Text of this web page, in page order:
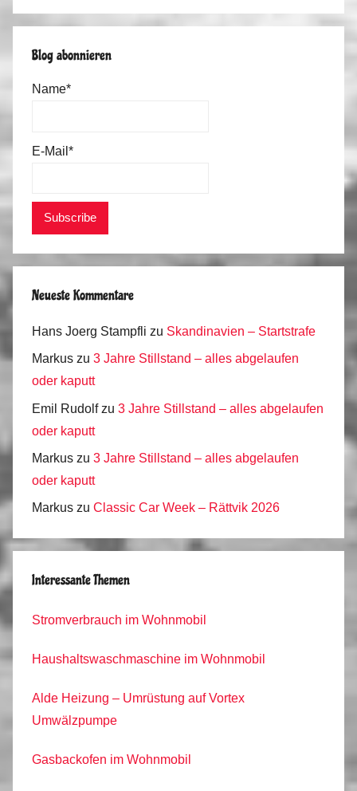
Blog abonnieren
Name*
E-Mail*
Neueste Kommentare
Hans Joerg Stampfli zu Skandinavien – Startstrafe
Markus zu 3 Jahre Stillstand – alles abgelaufen
oder kaputt
Emil Rudolfzu 3 Jahre Stillstand – alles abgelaufen
oder kaputt
Markus zu 3 Jahre Stillstand – alles abgelaufen
oder kaputt
Markus zu Classic Car Week – Rättvik 2026
Interessante Themen
Stromverbrauch im Wohnmobil
Haushaltswaschmaschine im Wohnmobil
Alde Heizung – Umrüstung auf Vortex
Umwälzpumpe
Gasbackofen im Wohnmobil